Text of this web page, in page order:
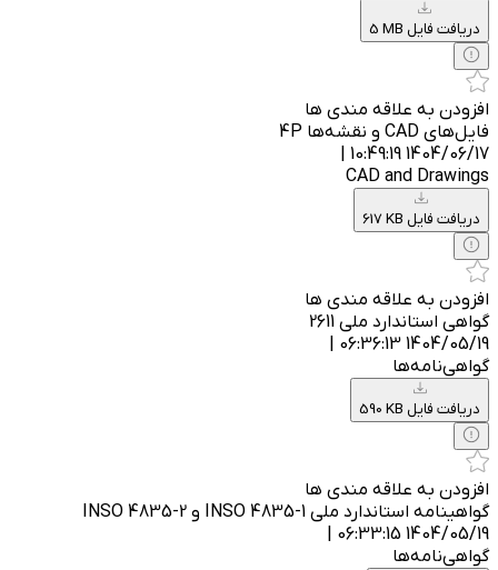
5 MB دریافت فایل
افزودن به علاقه مندی ها
فایل‌های CAD و نقشه‌ها 4P
1404/06/17 10:49:19 |
CAD and Drawings
617 KB دریافت فایل
افزودن به علاقه مندی ها
گواهی استاندارد ملی 2611
1404/05/19 06:36:13 |
گواهی‌نامه‌ها
590 KB دریافت فایل
افزودن به علاقه مندی ها
گواهینامه استاندارد ملی INSO 4835-1 و INSO 4835-2
1404/05/19 06:33:15 |
گواهی‌نامه‌ها